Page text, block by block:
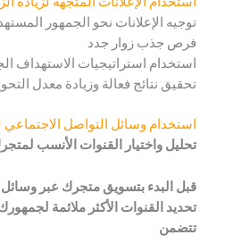
توجيه الإعلانات نحو الجمهور
فرص جذب زوار جدد
استخدام استراتيجيات الاستهداف
تحقيق نتائج فعالة وزيادة معدل
استخدام وسائل التواصل
تحليل واختيار القنوات الأنسب
قبل البدء بتسويق متجرك عبر
تحديد القنوات الأكثر ملائمة
تتضمن